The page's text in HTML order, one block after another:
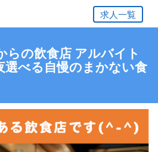
求人一覧
らの飲食店 アルバイト
選べる自慢のまかない食